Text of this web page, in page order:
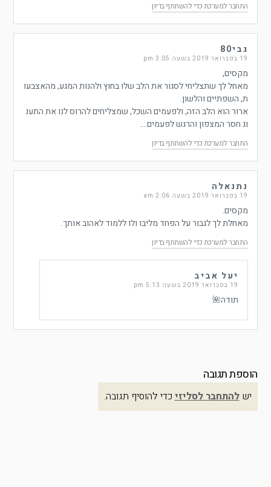
התחבר למערכת כדי להשתתף בדיון
גבי80
19 בפברואר 2019 בשעה 3:05 pm
מקסים,
מאחל לך שתצליחי לסגור את הלב שלו בחוץ ולהנות המגע, מהאצבעו
ת, השפתיים והלשון.
ארור הוא הלב הזה, ולפעמים השכל, שמצליחים להרוס לנו את התענ
וג חסר המצפון והרגש לפעמים….
התחבר למערכת כדי להשתתף בדיון
נתנאלה
19 בפברואר 2019 בשעה 2:06 am
מקסים.
מאחלת לך לגבור על הפחד מליבו ולו ללמוד לאהוב אותך.
התחבר למערכת כדי להשתתף בדיון
יעל אביב
19 בפברואר 2019 בשעה 5:13 pm
תודה🌺
הוספת תגובה
ישלהתחבר לסליזיכדי להוסיף תגובה.